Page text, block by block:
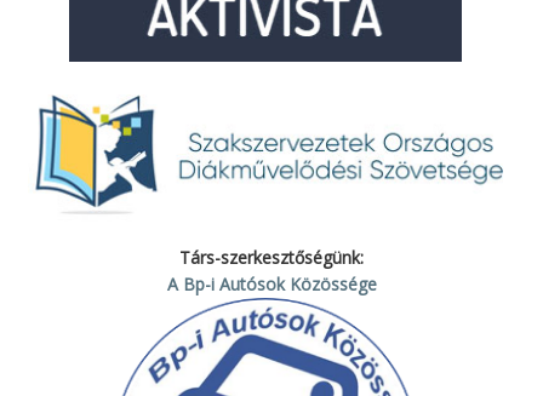
Társ-szerkesztőségünk:
A Bp-i Autósok Közössége